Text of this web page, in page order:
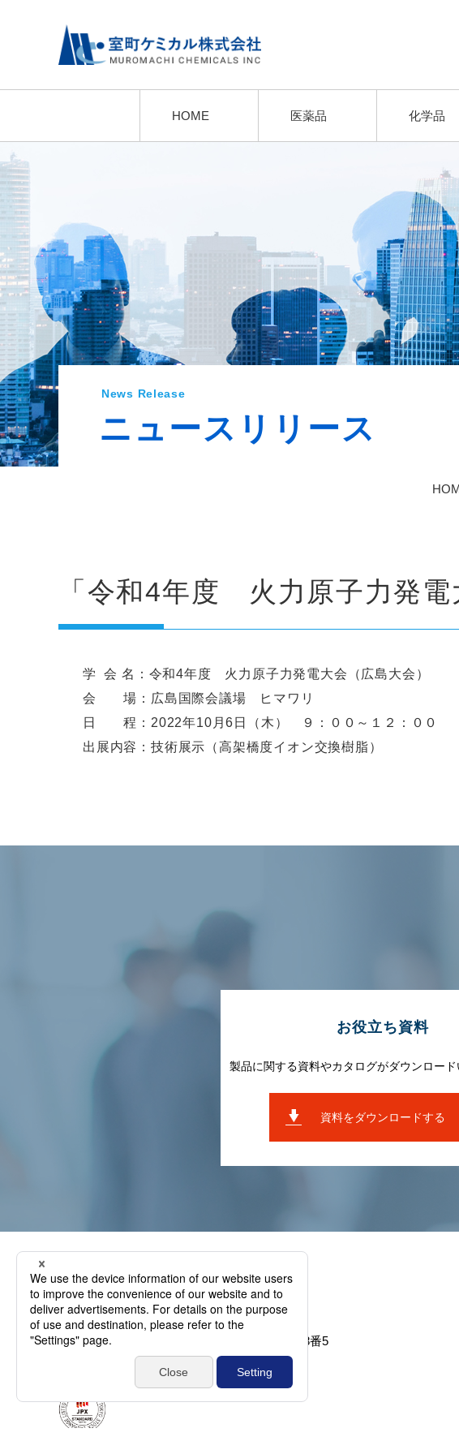
HOME 医薬品 化学品
News Release
ニュースリリース
「令和4年度 火力原子力発
学 会 名：令和4年度 火力原子力発電大会（広島大会）
会 場：広島国際会議場 ヒマワリ
日 程：2022年10月6日（木） ９：００～１２：００
出展内容：技術展示（高架橋度イオン交換樹脂）
お役⽴ち資料
製品に関する資料やカタログがダウンロード
資料をダウンロードする
〒836-0895 福岡県⼤牟⽥市新勝⽴町1丁⽬38番5
0944-41-2131 ／ FAX. 0944-41-2133